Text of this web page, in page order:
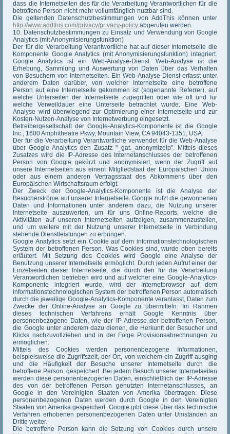
dass die Internetseiten des für die Verarbeitung Verantwortlichen für die
betroffene Person nicht mehr vollumfänglich nutzbar sind.
Die geltenden Datenschutzbestimmungen von AddThis können unter
http://www.addthis.com/privacy/privacy-policy abgerufen werden.
10. Datenschutzbestimmungen zu Einsatz und Verwendung von Google
Analytics (mit Anonymisierungsfunktion)
Der für die Verarbeitung Verantwortliche hat auf dieser Internetseite die
Komponente Google Analytics (mit Anonymisierungsfunktion) integriert.
Google Analytics ist ein Web-Analyse-Dienst. Web-Analyse ist die
Erhebung, Sammlung und Auswertung von Daten über das Verhalten
von Besuchern von Internetseiten. Ein Web-Analyse-Dienst erfasst unter
anderem Daten darüber, von welcher Internetseite eine betroffene
Person auf eine Internetseite gekommen ist (sogenannte Referrer), auf
welche Unterseiten der Internetseite zugegriffen oder wie oft und für
welche Verweildauer eine Unterseite betrachtet wurde. Eine Web-
Analyse wird überwiegend zur Optimierung einer Internetseite und zur
Kosten-Nutzen-Analyse von Internetwerbung eingesetzt.
Betreibergesellschaft der Google-Analytics-Komponente ist die Google
Inc., 1600 Amphitheatre Pkwy, Mountain View, CA 94043-1351, USA.
Der für die Verarbeitung Verantwortliche verwendet für die Web-Analyse
über Google Analytics den Zusatz "_gat._anonymizeIp". Mittels dieses
Zusatzes wird die IP-Adresse des Internetanschlusses der betroffenen
Person von Google gekürzt und anonymisiert, wenn der Zugriff auf
unsere Internetseiten aus einem Mitgliedstaat der Europäischen Union
oder aus einem anderen Vertragsstaat des Abkommens über den
Europäischen Wirtschaftsraum erfolgt.
Der Zweck der Google-Analytics-Komponente ist die Analyse der
Besucherströme auf unserer Internetseite. Google nutzt die gewonnenen
Daten und Informationen unter anderem dazu, die Nutzung unserer
Internetseite auszuwerten, um für uns Online-Reports, welche die
Aktivitäten auf unseren Internetseiten aufzeigen, zusammenzustellen,
und um weitere mit der Nutzung unserer Internetseite in Verbindung
stehende Dienstleistungen zu erbringen.
Google Analytics setzt ein Cookie auf dem informationstechnologischen
System der betroffenen Person. Was Cookies sind, wurde oben bereits
erläutert. Mit Setzung des Cookies wird Google eine Analyse der
Benutzung unserer Internetseite ermöglicht. Durch jeden Aufruf einer der
Einzelseiten dieser Internetseite, die durch den für die Verarbeitung
Verantwortlichen betrieben wird und auf welcher eine Google-Analytics-
Komponente integriert wurde, wird der Internetbrowser auf dem
informationstechnologischen System der betroffenen Person automatisch
durch die jeweilige Google-Analytics-Komponente veranlasst, Daten zum
Zwecke der Online-Analyse an Google zu übermitteln. Im Rahmen
dieses technischen Verfahrens erhält Google Kenntnis über
personenbezogene Daten, wie der IP-Adresse der betroffenen Person,
die Google unter anderem dazu dienen, die Herkunft der Besucher und
Klicks nachzuvollziehen und in der Folge Provisionsabrechnungen zu
ermöglichen.
Mittels des Cookies werden personenbezogene Informationen,
beispielsweise die Zugriffszeit, der Ort, von welchem ein Zugriff ausging
und die Häufigkeit der Besuche unserer Internetseite durch die
betroffene Person, gespeichert. Bei jedem Besuch unserer Internetseiten
werden diese personenbezogenen Daten, einschließlich der IP-Adresse
des von der betroffenen Person genutzten Internetanschlusses, an
Google in den Vereinigten Staaten von Amerika übertragen. Diese
personenbezogenen Daten werden durch Google in den Vereinigten
Staaten von Amerika gespeichert. Google gibt diese über das technische
Verfahren erhobenen personenbezogenen Daten unter Umständen an
Dritte weiter.
Die betroffene Person kann die Setzung von Cookies durch unsere